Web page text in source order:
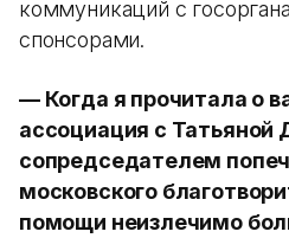
коммуникаций с
спонсорами.
— Когда я прочитала о
ассоциация с Татьяной
сопредседателем
московского
помощи неизлечимо